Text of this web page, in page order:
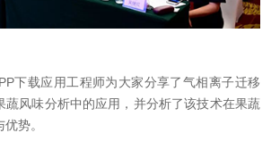
下载应用工程师为大家分享了气相离子迁移
蔬风味分析中的应用，并分析了该技术在果蔬
势。